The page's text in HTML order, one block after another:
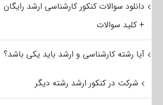
دانلود سوالات کنکور کارشناسی ارشد رایگان
+ کلید سوالات
آیا رشته کارشناسی و ارشد باید یکی باشد؟
شرکت در کنکور ارشد رشته دیگر